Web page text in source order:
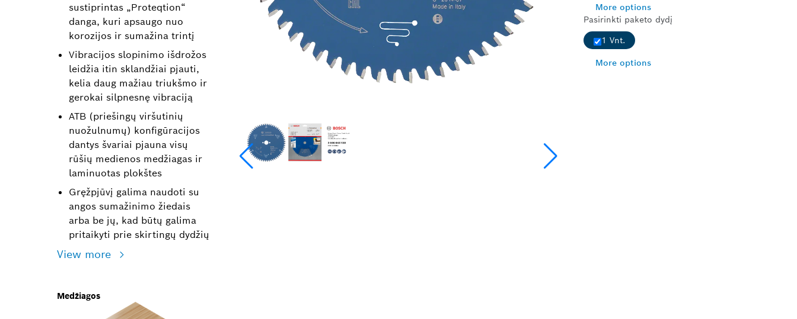
sustiprintas „Proteqtion“
danga, kuri apsaugo nuo
korozijos ir sumažina trintį
Vibracijos slopinimo išdrožos
leidžia itin sklandžiai pjauti,
kelia daug mažiau triukšmo ir
gerokai silpnesnę vibraciją
ATB (priešingų viršutinių
nuožulnumų) konfigūracijos
dantys švariai pjauna visų
rūšių medienos medžiagas ir
laminuotas plokštes
Gręžpjūvį galima naudoti su
angos sumažinimo žiedais
arba be jų, kad būtų galima
pritaikyti prie skirtingų dydžių
View more
Medžiagos
More options
Pasirinkti paketo dydį
1 Vnt.
More options